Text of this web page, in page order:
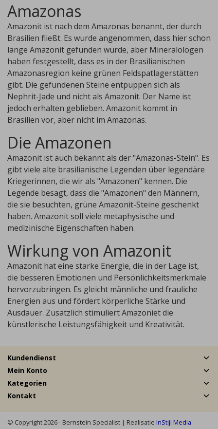
Amazonas
Amazonit ist nach dem Amazonas benannt, der durch
Brasilien fließt. Es wurde angenommen, dass hier schon
lange Amazonit gefunden wurde, aber Mineralologen
haben festgestellt, dass es in der Brasilianischen
Amazonasregion keine grünen Feldspatlagerstätten
gibt. Die gefundenen Steine entpuppen sich als
Nephrit-Jade und nicht als Amazonit. Der Name ist
jedoch erhalten geblieben. Amazonit kommt in
Brasilien vor, aber nicht im Amazonas.
Die Amazonen
Amazonit ist auch bekannt als der "Amazonas-Stein". Es
gibt viele alte brasilianische Legenden über legendäre
Kriegerinnen, die wir als "Amazonen" kennen. Die
Legende besagt, dass die "Amazonen" den Männern,
die sie besuchten, grüne Amazonit-Steine geschenkt
haben. Amazonit soll viele metaphysische und
medizinische Eigenschaften haben.
Wirkung von Amazonit
Amazonit hat eine starke Energie, die in der Lage ist,
die besseren Emotionen und Persönlichkeitsmerkmale
hervorzubringen. Es gleicht männliche und frauliche
Energien aus und fördert körperliche Stärke und
Ausdauer. Zusätzlich stimuliert Amazoniet die
künstlerische Leistungsfähigkeit und Kreativität.
Kundendienst
Mein Konto
Kategorien
Kontakt
© Copyright 2026 - Bernstein Specialist | Realisatie InStijl Media